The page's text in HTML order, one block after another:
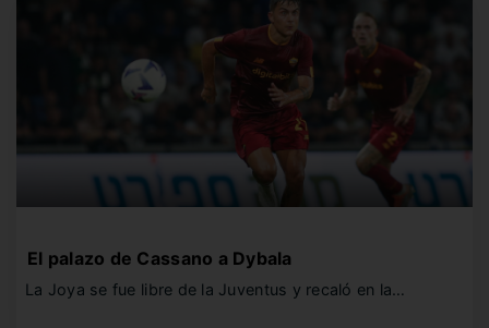
El palazo de Cassano a Dybala
La Joya se fue libre de la Juventus y recaló en la…